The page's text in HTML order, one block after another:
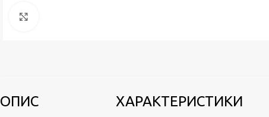
ОПИС ХАРАКТЕРИСТИКИ